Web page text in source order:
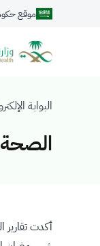
موقع
البوابة
أكدت